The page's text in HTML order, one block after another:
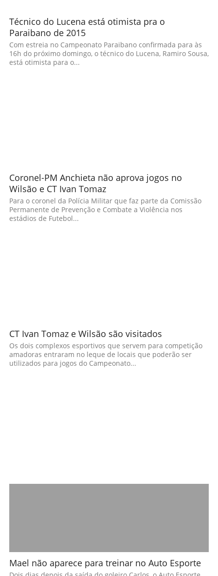
Técnico do Lucena está otimista pra o
Paraibano de 2015
Com estreia no Campeonato Paraibano confirmada para às
16h do próximo domingo, o técnico do Lucena, Ramiro Sousa,
está otimista para o...
Coronel-PM Anchieta não aprova jogos no
Wilsão e CT Ivan Tomaz
Para o coronel da Polícia Militar que faz parte da Comissão
Permanente de Prevenção e Combate a Violência nos
estádios de Futebol...
CT Ivan Tomaz e Wilsão são visitados
Os dois complexos esportivos que servem para competição
amadoras entraram no leque de locais que poderão ser
utilizados para jogos do Campeonato...
Mael não aparece para treinar no Auto Esporte